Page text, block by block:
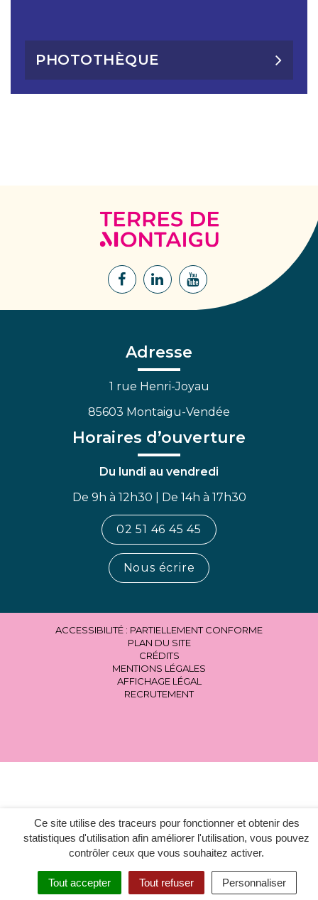
Ce site utilise des traceurs pour fonctionner et obtenir des
statistiques d'utilisation afin améliorer l'utilisation, vous pouvez
contrôler ceux que vous souhaitez activer.
Tout accepter Tout refuser Personnaliser
MENU RECHERCHER EN 1 CLIC ACCESSIBILITÉ
PHOTOTHÈQUE
Terres
de
Montaigu
Lien
Facebook
Lien
Lien
Adresse
1 rue Henri-Joyau
85603 Montaigu-Vendée
Horaires d’ouverture
Du lundi au vendredi
De 9h à 12h30 | De 14h à 17h30
02 51 46 45 45
Nous écrire
ACCESSIBILITÉ : PARTIELLEMENT CONFORME
PLAN DU SITE
CRÉDITS
MENTIONS LÉGALES
AFFICHAGE LÉGAL
RECRUTEMENT